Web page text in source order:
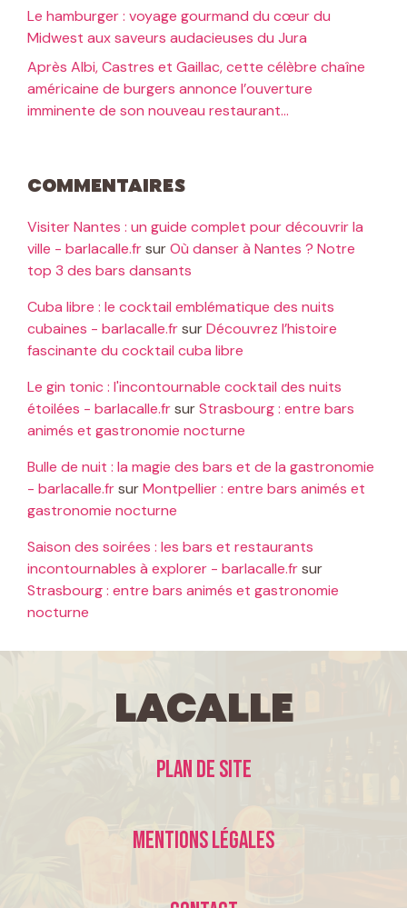
Le hamburger : voyage gourmand du cœur du
Midwest aux saveurs audacieuses du Jura
Après Albi, Castres et Gaillac, cette célèbre chaîne
américaine de burgers annonce l’ouverture
imminente de son nouveau restaurant…
Commentaires
Visiter Nantes : un guide complet pour découvrir la
ville - barlacalle.frsurOù danser à Nantes ? Notre
top 3 des bars dansants
Cuba libre : le cocktail emblématique des nuits
cubaines - barlacalle.frsurDécouvrez l’histoire
fascinante du cocktail cuba libre
Le gin tonic : l'incontournable cocktail des nuits
étoilées - barlacalle.frsurStrasbourg : entre bars
animés et gastronomie nocturne
Bulle de nuit : la magie des bars et de la gastronomie
- barlacalle.frsurMontpellier : entre bars animés et
gastronomie nocturne
Saison des soirées : les bars et restaurants
incontournables à explorer - barlacalle.frsur
Strasbourg : entre bars animés et gastronomie
nocturne
LaCalle
Plan de site
Mentions légales